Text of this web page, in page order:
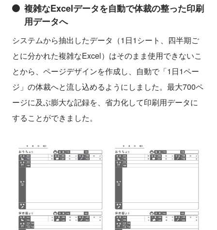
複雑なExcelデータを自動で体裁の整った印刷
用データへ
システムから抽出したデータ（1日1シート、四半期ご
とに分かれた複雑なExcel）はそのまま使用できないこ
とから、ページデザインを作成し、自動で「1日1ペー
ジ」の体裁へと流し込めるようにしました。最大700ペ
ージに及ぶ膨大な記録を、省力化して印刷用データに
することができました。